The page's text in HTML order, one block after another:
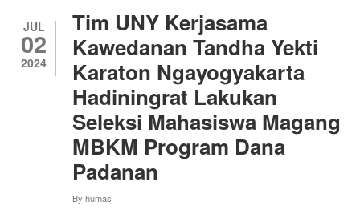
SOSIOLOGI,
MENGUNDANG
KPH
YUDANEGARA
DAN
LURAH
GUWOSARI
JUL
02
2024
Tim UNY Kerjasama
Kawedanan Tandha Yekti
Karaton Ngayogyakarta
Hadiningrat Lakukan
Seleksi Mahasiswa Magang
MBKM Program Dana
Padanan
By humas